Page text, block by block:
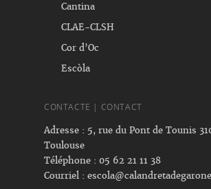
Cantina
CLAE-CLSH
Cor d’Oc
Escòla
CONTACTE | CONTACT
Adresse : 5, rue du Pont de Tounis
Toulouse
Téléphone : 05 62 21 11 38
Courriel :